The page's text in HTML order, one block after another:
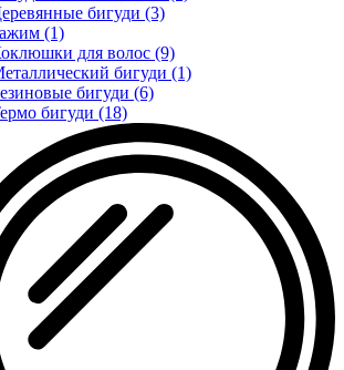
бигуди (3)
(1)
для волос (9)
бигуди (1)
бигуди (6)
бигуди (18)